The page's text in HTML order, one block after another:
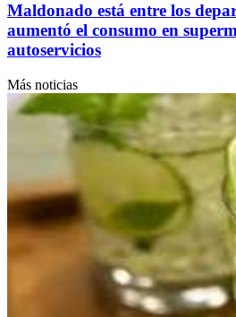
Maldonado está entre los
aumentó el consumo en
autoservicios
Más noticias